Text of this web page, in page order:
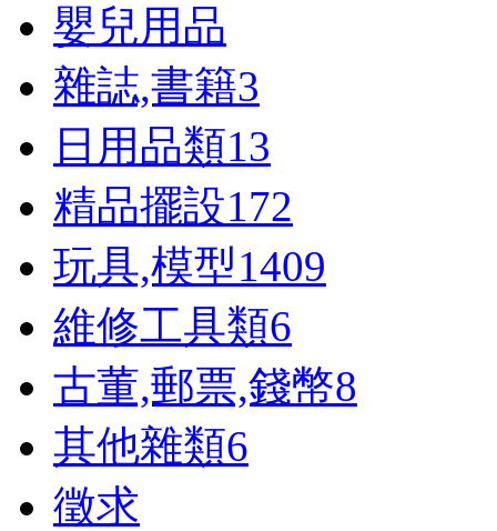
嬰兒用品
雜誌,書籍3
日用品類13
精品擺設172
玩具,模型1409
維修工具類6
古董,郵票,錢幣8
其他雜類6
徵求